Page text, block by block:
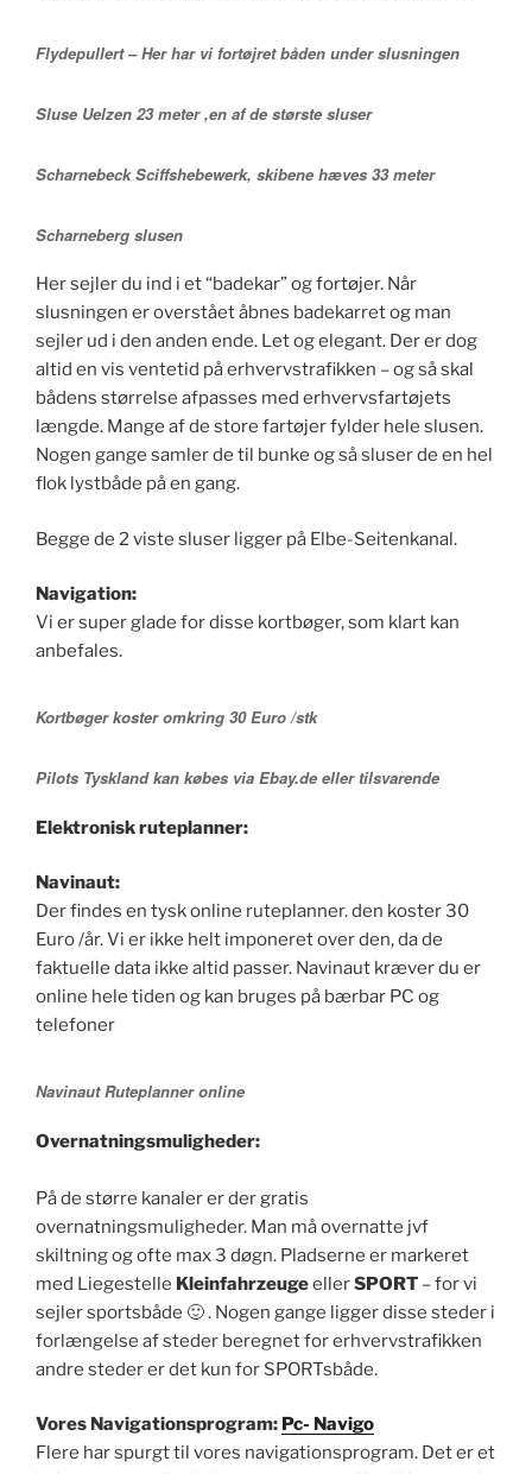
Flydepullert – Her har vi fortøjret båden under slusningen
Sluse Uelzen 23 meter ,en af de største sluser
Scharnebeck Sciffshebewerk, skibene hæves 33 meter
Scharneberg slusen
Her sejler du ind i et “badekar” og fortøjer. Når
slusningen er overstået åbnes badekarret og man
sejler ud i den anden ende. Let og elegant. Der er dog
altid en vis ventetid på erhvervstrafikken – og så skal
bådens størrelse afpasses med erhvervsfartøjets
længde. Mange af de store fartøjer fylder hele slusen.
Nogen gange samler de til bunke og så sluser de en hel
flok lystbåde på en gang.
Begge de 2 viste sluser ligger på Elbe-Seitenkanal.
Navigation:
Vi er super glade for disse kortbøger, som klart kan
anbefales.
Kortbøger koster omkring 30 Euro /stk
Pilots Tyskland kan købes via Ebay.de eller tilsvarende
Elektronisk ruteplanner:
Navinaut:
Der findes en tysk online ruteplanner. den koster 30
Euro /år. Vi er ikke helt imponeret over den, da de
faktuelle data ikke altid passer. Navinaut kræver du er
online hele tiden og kan bruges på bærbar PC og
telefoner
Navinaut Ruteplanner online
Overnatningsmuligheder:
På de større kanaler er der gratis
overnatningsmuligheder. Man må overnatte jvf
skiltning og ofte max 3 døgn. Pladserne er markeret
med Liegestelle KleinfahrzeugeellerSPORT – for vi
sejler sportsbåde 🙂 . Nogen gange ligger disse steder i
forlængelse af steder beregnet for erhvervstrafikken
andre steder er det kun for SPORTsbåde.
Vores Navigationsprogram: Pc- Navigo
Flere har spurgt til vores navigationsprogram. Det er et